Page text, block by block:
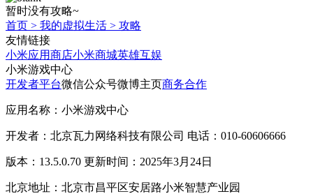
暂时没有攻略~
首页 > 我的虚拟生活 > 攻略
友情链接
小米应用商店小米商城英雄互娱
小米游戏中心
开发者平台微信公众号微博主页商务合作
应用名称：小米游戏中心
开发者：北京瓦力网络科技有限公司 电话：010-60606666
版本：13.5.0.70 更新时间：2025年3月24日
北京地址：北京市昌平区安居路小米智慧产业园